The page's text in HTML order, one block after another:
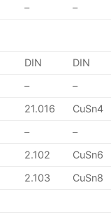
– –
DIN
DIN
–
–
21.016
CuSn4
–
–
2.102
CuSn6
2.103 CuSn8